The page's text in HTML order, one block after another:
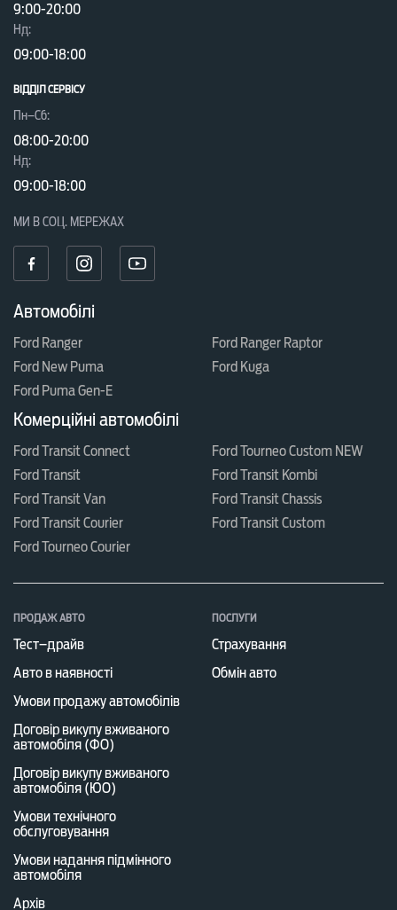
9:00-20:00
Нд:
09:00-18:00
ВІДДІЛ CЕРВІСУ
Пн–Сб:
08:00-20:00
Нд:
09:00-18:00
МИ В СОЦ. МЕРЕЖАХ
Автомобілі
Ford Ranger
Ford Ranger Raptor
Ford New Puma
Ford Kuga
Ford Puma Gen-E
Комерційні автомобілі
Ford Transit Connect
Ford Tourneo Custom NEW
Ford Transit
Ford Transit Kombi
Ford Transit Van
Ford Transit Chassis
Ford Transit Courier
Ford Transit Custom
Ford Tourneo Courier
ПРОДАЖ АВТО
Тест–драйв
Авто в наявності
Умови продажу автомобілів
Договір викупу вживаного
автомобіля (ФО)
Договір викупу вживаного
автомобіля (ЮО)
Умови технічного
обслуговування
Умови надання підмінного
автомобіля
Архів
ПОСЛУГИ
Страхування
Обмін авто